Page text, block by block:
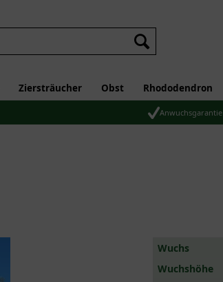
Ziersträucher Obst Rhododendron
Anwuchsgarantie
Wuchs
Wuchshöhe